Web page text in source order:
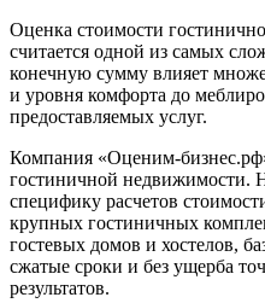
Оценка стоимости
считается одной из самых
конечную сумму влияет
и уровня комфорта до
предоставляемых услуг.
Компания «Оценим-
гостиничной недвижимости.
специфику расчетов
крупных гостиничных
гостевых домов и хостелов,
сжатые сроки и без ущерба
результатов.
Балаково
Балашиха
Балашов
Барабинск
Барнаул
Батайск
Бахчисарай
Белая Калитва
Белгород
Белебей